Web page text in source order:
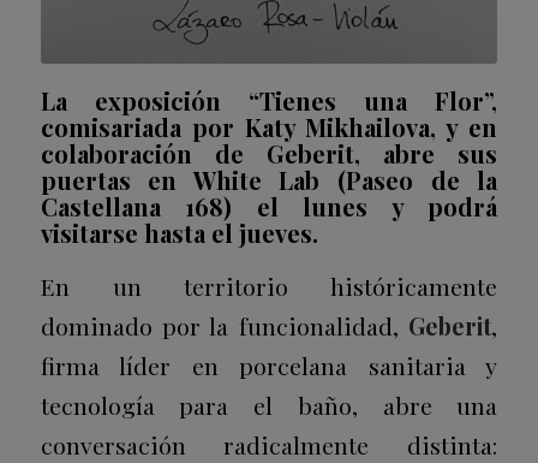
La exposición “Tienes una Flor”,
comisariada por Katy Mikhailova, y en
colaboración de Geberit, abre sus
puertas en White Lab (Paseo de la
Castellana 168) el lunes y podrá
visitarse hasta el jueves.
En un territorio históricamente
dominado por la funcionalidad, Geberit,
firma líder en porcelana sanitaria y
tecnología para el baño, abre una
conversación radicalmente distinta: